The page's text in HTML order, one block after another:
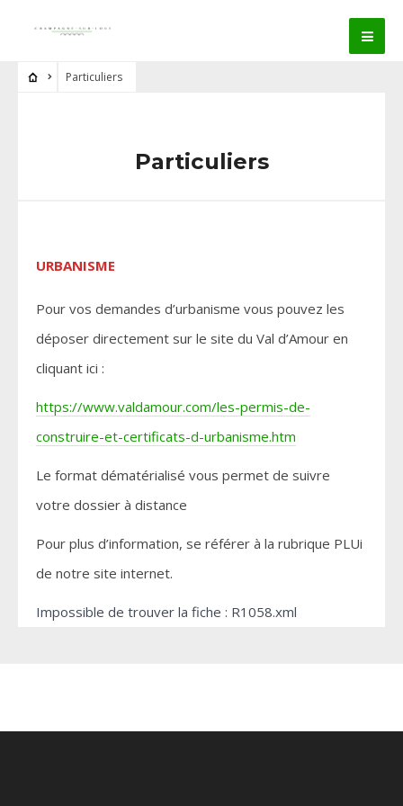
Particuliers
Particuliers
URBANISME
Pour vos demandes d’urbanisme vous pouvez les
déposer directement sur le site du Val d’Amour en
cliquant ici :
https://www.valdamour.com/les-permis-de-
construire-et-certificats-d-urbanisme.htm
Le format dématérialisé vous permet de suivre
votre dossier à distance
Pour plus d’information, se référer à la rubrique PLUi
de notre site internet.
Impossible de trouver la fiche : R1058.xml